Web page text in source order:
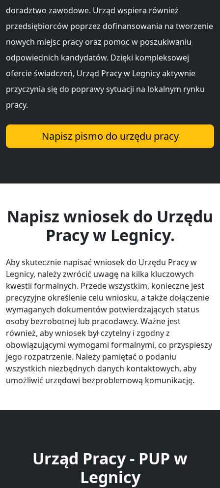
doradztwo zawodowe. Urząd wspiera również
przedsiębiorców poprzez dofinansowania na tworzenie
nowych miejsc pracy oraz pomoc w poszukiwaniu
odpowiednich kandydatów. Dzięki kompleksowej
ofercie świadczeń, Urząd Pracy w Legnicy aktywnie
przyczynia się do poprawy sytuacji na lokalnym rynku
pracy.
Napisz pismo do urzędu pracy
Napisz wniosek do Urzędu
Pracy w Legnicy.
Aby skutecznie napisać wniosek do Urzędu Pracy w
Legnicy, należy zwrócić uwagę na kilka kluczowych
kwestii formalnych. Przede wszystkim, konieczne jest
precyzyjne określenie celu wniosku, a także dołączenie
wymaganych dokumentów potwierdzających status
osoby bezrobotnej lub pracodawcy. Ważne jest
również, aby wniosek był czytelny i zgodny z
obowiązującymi wymogami formalnymi, co przyspieszy
jego rozpatrzenie. Należy pamiętać o podaniu
wszystkich niezbędnych danych kontaktowych, aby
umożliwić urzędowi bezproblemową komunikację.
Urząd Pracy - PUP w
Legnicy